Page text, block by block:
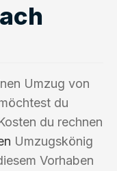
Umzug von
du
du rechnen
Umzugskönig
Vorhaben